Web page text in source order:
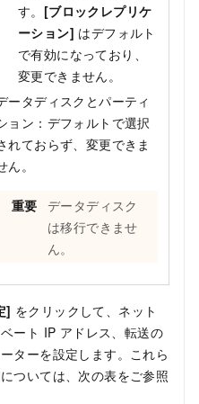
す。 [ブロックレプリケ
ーション] はデフォルト
で有効になっており、
変更できません。
ータディスクとパーティ
ョン：デフォルトで選択
れておらず、変更できま
ん。
重要 データディスク
は移行できませ
ん。
] をクリックして、ネット
ート IP アドレス、転送の
ターを設定します。これら
ついては、次の表をご参照